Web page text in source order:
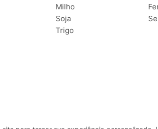
Milho
Soja
Trigo